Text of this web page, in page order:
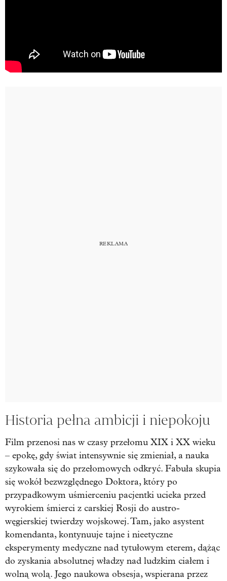
Historia pełna ambicji i niepokoju
Film przenosi nas w czasy przełomu XIX i XX wieku
– epokę, gdy świat intensywnie się zmieniał, a nauka
szykowała się do przełomowych odkryć. Fabuła skupia
się wokół bezwzględnego Doktora, który po
przypadkowym uśmierceniu pacjentki ucieka przed
wyrokiem śmierci z carskiej Rosji do austro-
węgierskiej twierdzy wojskowej. Tam, jako asystent
komendanta, kontynuuje tajne i nieetyczne
eksperymenty medyczne nad tytułowym eterem, dążąc
do zyskania absolutnej władzy nad ludzkim ciałem i
wolną wolą. Jego naukowa obsesja, wspierana przez